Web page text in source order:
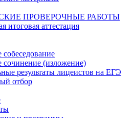
ПРОВЕРОЧНЫЕ РАБОТЫ
итоговая аттестация
собеседование
сочинение (изложение)
результаты лицеистов на ЕГЭ
отбор